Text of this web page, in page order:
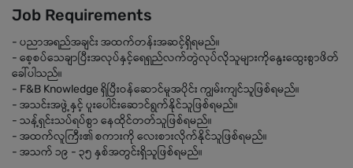
Job Requirements
- ပညာအရည်အချင်း အထက်တန်းအဆင့်ရှိရမည်။
- စေ့စပ်သေချာပြီးအလုပ်နှင့်ရေရှည်လက်တွဲလုပ်လိုသူများကိုနွေးထွေးစွာဖိတ်
ခေါ်ပါသည်။
- F&B Knowledge ရှိပြီးဝန်ဆောင်မူအပိုင်း ကျွမ်းကျင်သူဖြစ်ရမည်။
- အသင်းအဖွဲ့နှင့် ပူးပေါင်းဆောင်ရွက်နိုင်သူဖြစ်ရမည်။
- သန့်ရှင်းသပ်ရပ်စွာ နေထိုင်တတ်သူဖြစ်ရမည်။
- အထက်လူကြီး၏ စကားကို‌ လေးစားလိုက်နိုင်သူဖြစ်ရမည်။
- အသက် ၁၉ - ၃၅ နှစ်အတွင်းရှိသူဖြစ်ရမည်။